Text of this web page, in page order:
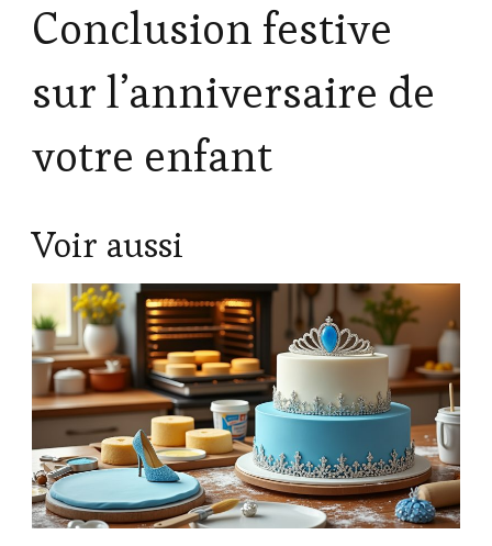
Conclusion festive
sur l’anniversaire de
votre enfant
Voir aussi